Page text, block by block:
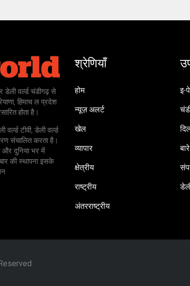
डेली वर्ल्ड चंडीगढ़ से
हिमाच ल प्रदेश
होता है।
टीवी, डेली वर्ल्ड
संचालित करता है।
दुनिया भर में
की स्थापना इसके
श्रेणियाँ
होम
न्यूज़ अलर्ट
खेल
व्यापार
क्षेत्रीय
राष्ट्रीय
अंतरराष्ट्रीय
इ-